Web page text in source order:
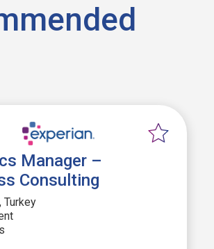
Manager –
Consulting
Turkey